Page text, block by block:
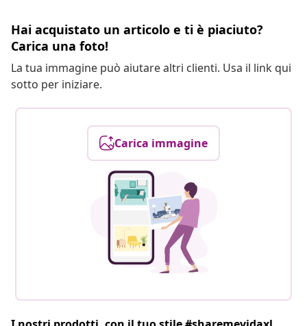
Hai acquistato un articolo e ti è piaciuto?
Carica una foto!
La tua immagine può aiutare altri clienti. Usa il link qui
sotto per iniziare.
Carica immagine